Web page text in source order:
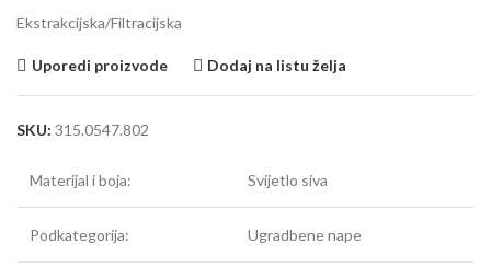
Ekstrakcijska/Filtracijska
Uporedi proizvode Dodaj na listu želja
SKU: 315.0547.802
Materijal i boja: Svijetlo siva
Podkategorija: Ugradbene nape